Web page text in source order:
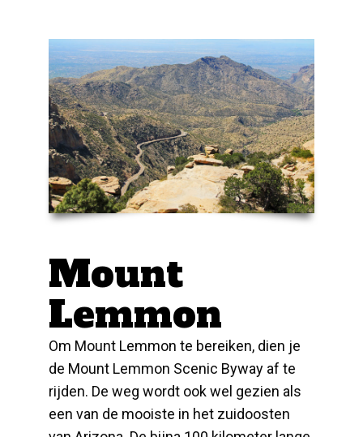
Mount
Lemmon
Om Mount Lemmon te bereiken, dien je
de Mount Lemmon Scenic Byway af te
rijden. De weg wordt ook wel gezien als
een van de mooiste in het zuidoosten